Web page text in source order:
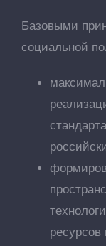
Базовыми
социальной